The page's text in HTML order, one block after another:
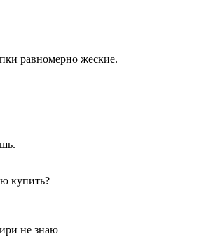
равномерно жеские.
купить?
не знаю